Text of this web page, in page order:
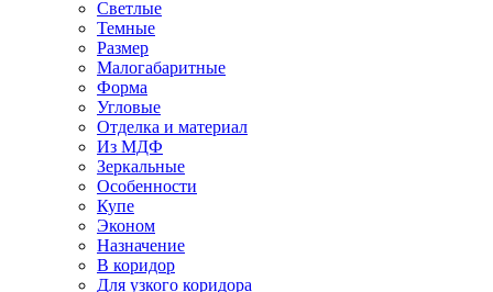
Светлые
Темные
Размер
Малогабаритные
Форма
Угловые
Отделка и материал
Из МДФ
Зеркальные
Особенности
Купе
Эконом
Назначение
В коридор
Для узкого коридора